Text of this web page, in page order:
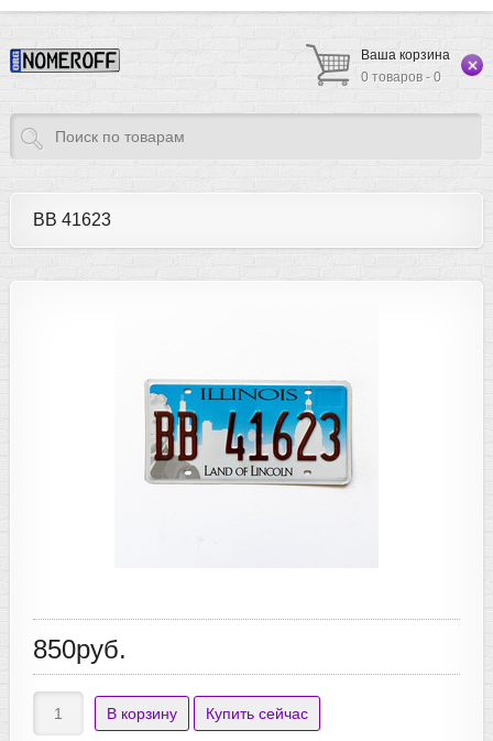
Ваша корзина
0 товаров - 0
BB 41623
850руб.